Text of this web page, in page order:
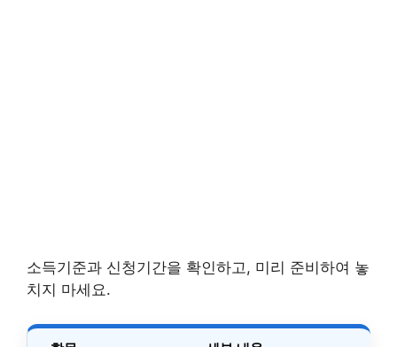
소득기준과 신청기간을 확인하고, 미리 준비하여 놓
치지 마세요.